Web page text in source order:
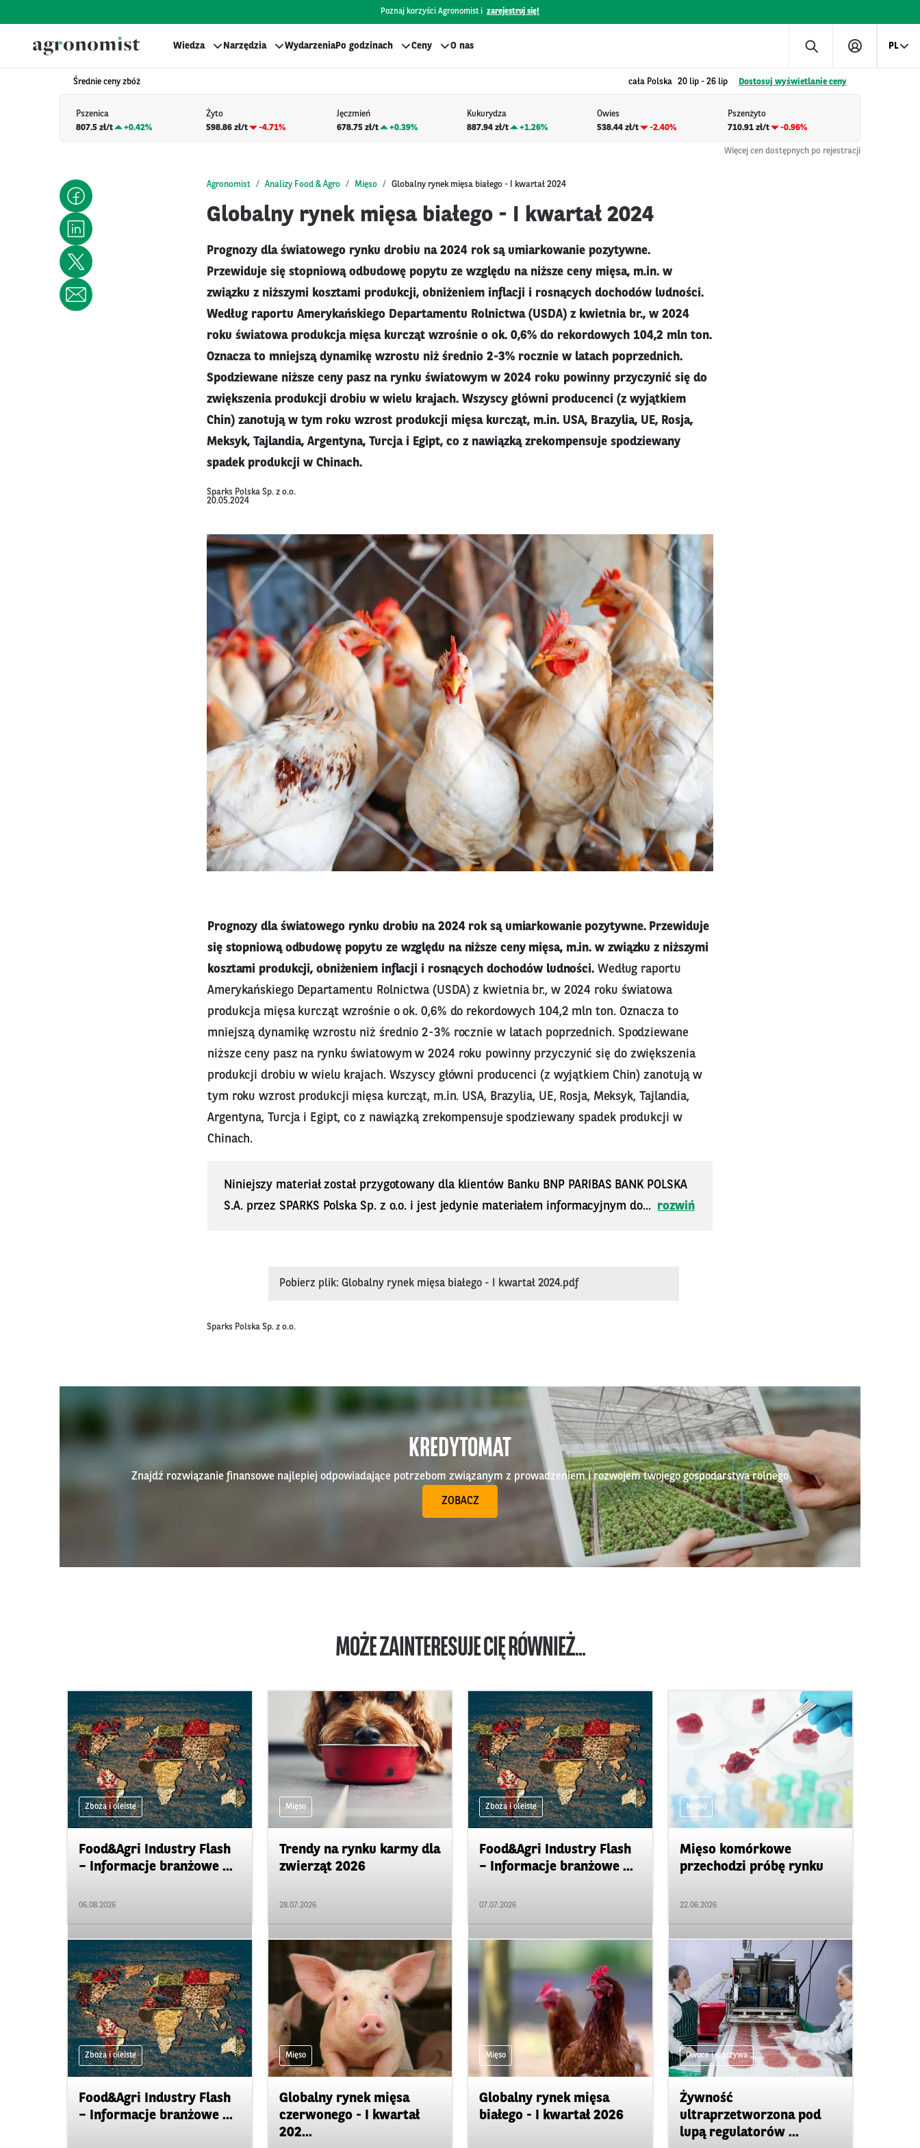
Poznaj korzyści Agronomist i zarejestruj się!
Wiedza Narzędzia WydarzeniaPo godzinach Ceny O nas PL
Średnie ceny zbóż cała Polska 20 lip - 26 lip Dostosuj wyświetlanie ceny
Pszenica
807.5 zł/t
+0.42%
Żyto
598.86 zł/t
-4.71%
Jęczmień
678.75 zł/t
+0.39%
Kukurydza
887.94 zł/t
+1.26%
Owies
538.44 zł/t
-2.40%
Pszenżyto
710.91 zł/t
-0.96%
Więcej cen dostępnych po rejestracji
Agronomist Analizy Food & Agro Mięso Globalny rynek mięsa białego - I kwartał 2024
Globalny rynek mięsa białego - I kwartał 2024
Prognozy dla światowego rynku drobiu na 2024 rok są umiarkowanie pozytywne.
Przewiduje się stopniową odbudowę popytu ze względu na niższe ceny mięsa, m.in. w
związku z niższymi kosztami produkcji, obniżeniem inflacji i rosnących dochodów ludności.
Według raportu Amerykańskiego Departamentu Rolnictwa (USDA) z kwietnia br., w 2024
roku światowa produkcja mięsa kurcząt wzrośnie o ok. 0,6% do rekordowych 104,2 mln ton.
Oznacza to mniejszą dynamikę wzrostu niż średnio 2-3% rocznie w latach poprzednich.
Spodziewane niższe ceny pasz na rynku światowym w 2024 roku powinny przyczynić się do
zwiększenia produkcji drobiu w wielu krajach. Wszyscy główni producenci (z wyjątkiem
Chin) zanotują w tym roku wzrost produkcji mięsa kurcząt, m.in. USA, Brazylia, UE, Rosja,
Meksyk, Tajlandia, Argentyna, Turcja i Egipt, co z nawiązką zrekompensuje spodziewany
spadek produkcji w Chinach.
Sparks Polska Sp. z o.o.
20.05.2024
Prognozy dla światowego rynku drobiu na 2024 rok są umiarkowanie pozytywne. Przewiduje
się stopniową odbudowę popytu ze względu na niższe ceny mięsa, m.in. w związku z niższymi
kosztami produkcji, obniżeniem inflacji i rosnących dochodów ludności. Według raportu
Amerykańskiego Departamentu Rolnictwa (USDA) z kwietnia br., w 2024 roku światowa
produkcja mięsa kurcząt wzrośnie o ok. 0,6% do rekordowych 104,2 mln ton. Oznacza to
mniejszą dynamikę wzrostu niż średnio 2-3% rocznie w latach poprzednich. Spodziewane
niższe ceny pasz na rynku światowym w 2024 roku powinny przyczynić się do zwiększenia
produkcji drobiu w wielu krajach. Wszyscy główni producenci (z wyjątkiem Chin) zanotują w
tym roku wzrost produkcji mięsa kurcząt, m.in. USA, Brazylia, UE, Rosja, Meksyk, Tajlandia,
Argentyna, Turcja i Egipt, co z nawiązką zrekompensuje spodziewany spadek produkcji w
Chinach.
Niniejszy materiał został przygotowany dla klientów Banku BNP PARIBAS BANK POLSKA
S.A. przez SPARKS Polska Sp. z o.o. i jest jedynie materiałem informacyjnym do... rozwiń
Pobierz plik: Globalny rynek mięsa białego - I kwartał 2024.pdf
Sparks Polska Sp. z o.o.
KREDYTOMAT
Znajdź rozwiązanie finansowe najlepiej odpowiadające potrzebom związanym z prowadzeniem i rozwojem twojego gospodarstwa rolnego
ZOBACZ
MOŻE ZAINTERESUJE CIĘ RÓWNIEŻ...
Zboża i oleiste
Food&Agri Industry Flash
– Informacje branżowe ...
06.08.2026
Mięso
Trendy na rynku karmy dla
zwierząt 2026
28.07.2026
Zboża i oleiste
Food&Agri Industry Flash
– Informacje branżowe ...
07.07.2026
Mięso
Mięso komórkowe
przechodzi próbę rynku
22.06.2026
Zboża i oleiste
Food&Agri Industry Flash
– Informacje branżowe ...
Mięso
Globalny rynek mięsa
czerwonego - I kwartał
202...
Mięso
Globalny rynek mięsa
białego - I kwartał 2026
Owoce i warzywa
Żywność
ultraprzetworzona pod
lupą regulatorów ...